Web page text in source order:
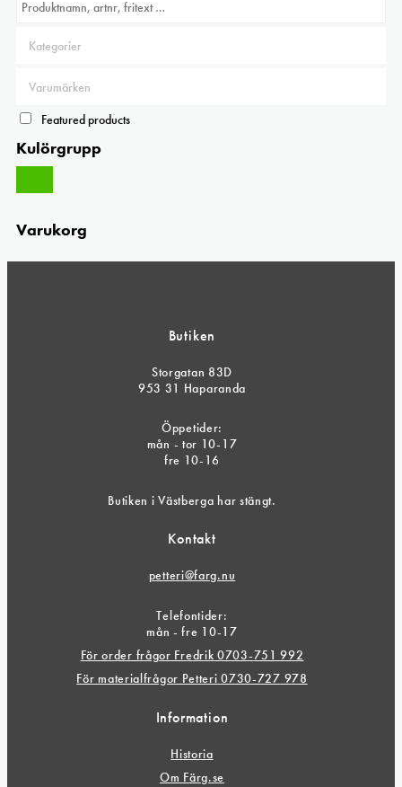
Featured products
Kulörgrupp
Varukorg
Butiken
Storgatan 83D
953 31 Haparanda
Öppetider:
mån - tor 10-17
fre 10-16
Butiken i Västberga har stängt.
Kontakt
petteri@farg.nu
Telefontider:
mån - fre 10-17
För order frågor Fredrik 0703-751 992
För materialfrågor Petteri 0730-727 978
Information
Historia
Om Färg.se